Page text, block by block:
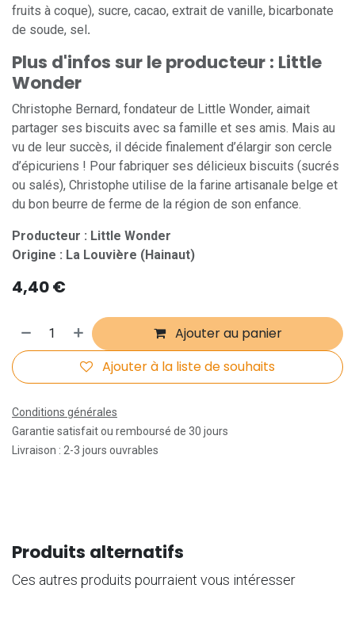
fruits à coque), sucre, cacao, extrait de vanille, bicarbonate
de soude, sel.
Plus d'infos sur le producteur : Little
Wonder
Christophe Bernard, fondateur de Little Wonder, aimait
partager ses biscuits avec sa famille et ses amis. Mais au
vu de leur succès, il décide finalement d’élargir son cercle
d’épicuriens ! Pour fabriquer ses délicieux biscuits (sucrés
ou salés), Christophe utilise de la farine artisanale belge et
du bon beurre de ferme de la région de son enfance.
Producteur : Little Wonder
Origine : La Louvière (Hainaut)
4,40€
Ajouter au panier
Ajouter à la liste de souhaits
Conditions générales
Garantie satisfait ou remboursé de 30 jours
Livraison : 2-3 jours ouvrables
Produits alternatifs
Ces autres produits pourraient vous intéresser